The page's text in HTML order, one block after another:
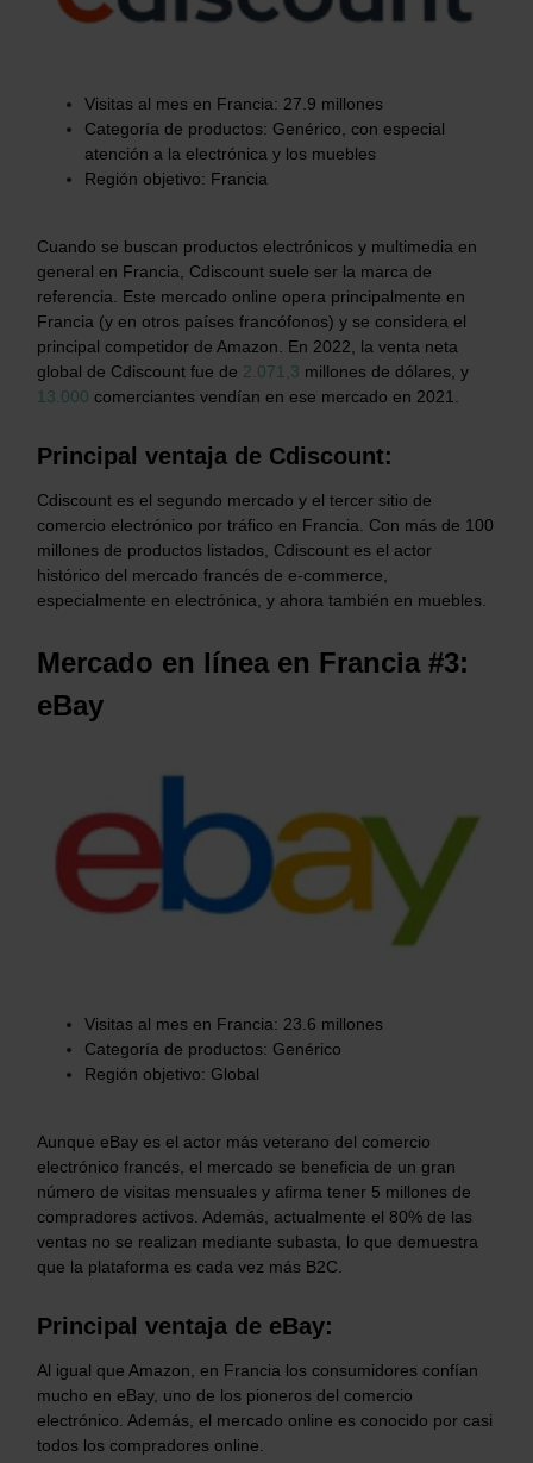
Visitas al mes en Francia: 27.9 millones
Categoría de productos: Genérico, con especial
atención a la electrónica y los muebles
Región objetivo: Francia
Cuando se buscan productos electrónicos y multimedia en
general en Francia, Cdiscount suele ser la marca de
referencia. Este mercado online opera principalmente en
Francia (y en otros países francófonos) y se considera el
principal competidor de Amazon. En 2022, la venta neta
global de Cdiscount fue de 2.071,3 millones de dólares, y
13.000 comerciantes vendían en ese mercado en 2021.
Principal ventaja de Cdiscount:
Cdiscount es el segundo mercado y el tercer sitio de
comercio electrónico por tráfico en Francia. Con más de 100
millones de productos listados, Cdiscount es el actor
histórico del mercado francés de e-commerce,
especialmente en electrónica, y ahora también en muebles.
Mercado en línea en Francia #3:
eBay
Visitas al mes en Francia: 23.6 millones
Categoría de productos: Genérico
Región objetivo: Global
Aunque eBay es el actor más veterano del comercio
electrónico francés, el mercado se beneficia de un gran
número de visitas mensuales y afirma tener 5 millones de
compradores activos. Además, actualmente el 80% de las
ventas no se realizan mediante subasta, lo que demuestra
que la plataforma es cada vez más B2C.
Principal ventaja de eBay:
Al igual que Amazon, en Francia los consumidores confían
mucho en eBay, uno de los pioneros del comercio
electrónico. Además, el mercado online es conocido por casi
todos los compradores online.